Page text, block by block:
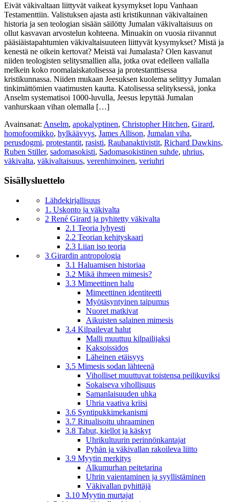
Eivät väkivaltaan liittyvät vaikeat kysymykset lopu Vanhaan
Testamenttiin. Valistuksen ajasta asti kristikunnan väkivaltainen
historia ja sen teologian sisään säilötty Jumalan väkivaltaisuus on
ollut kasvavan arvostelun kohteena. Minuakin on vuosia riivannut
pääsiäistapahtumien väkivaltaisuuteen liittyvät kysymykset? Mistä ja
kenestä ne oikein kertovat? Meistä vai Jumalasta? Olen kasvanut
niiden teologisten selitysmallien alla, jotka ovat edelleen vallalla
melkein koko roomalaiskatolisessa ja protestanttisessa
kristikunnassa. Niiden mukaan Jeesuksen kuolema selittyy Jumalan
tinkimättömien vaatimusten kautta. Katolisessa selityksessä, jonka
Anselm systematisoi 1000-luvulla, Jeesus lepyttää Jumalan
vanhurskaan vihan olemalla […]
Avainsanat: Anselm, apokalyptinen, Christopher Hitchen, Girard,
homofoomikko, hylkäävyys, James Allison, Jumalan viha,
perusdogmi, protestantit, rasisti, Rauhanaktivistit, Richard Dawkins,
Ruben Stiller, sadomasokisti, Sadomasokistinen suhde, uhrius,
väkivalta, väkivaltaisuus, verenhimoinen, veriuhri
Sisällysluettelo
Lähdekirjallisuus
1. Uskonto ja väkivalta
2 René Girard ja pyhitetty väkivalta
2.1 Teoria lyhyesti
2.2 Teorian kehityskaari
2.3 Liian iso teoria
3 Girardin antropologia
3.1 Haluamisen historiaa
3.2 Mikä ihmeen mimesis?
3.3 Mimeettinen halu
Mimeettinen identiteetti
Myötäsyntyinen taipumus
Nuoret matkivat
Aikuisten salainen mimesis
3.4 Kilpailevat halut
Malli muuttuu kilpailijaksi
Kaksoissidos
Läheinen etäisyys
3.5 Mimesis sodan lähteenä
Viholliset muuttuvat toistensa peilikuviksi
Sokaiseva vihollisuus
Samanlaisuuden uhka
Uhria vaativa kriisi
3.6 Syntipukkimekanismi
3.7 Ritualisoitu uhraaminen
3.8 Tabut, kiellot ja käskyt
Uhrikultuurin perinnönkantajat
Pyhän ja väkivallan rakoileva liitto
3.9 Myytin merkitys
Alkumurhan peitetarina
Uhrin vaientaminen ja syyllistäminen
Väkivallan pyhittäjä
3.10 Myytin murtajat